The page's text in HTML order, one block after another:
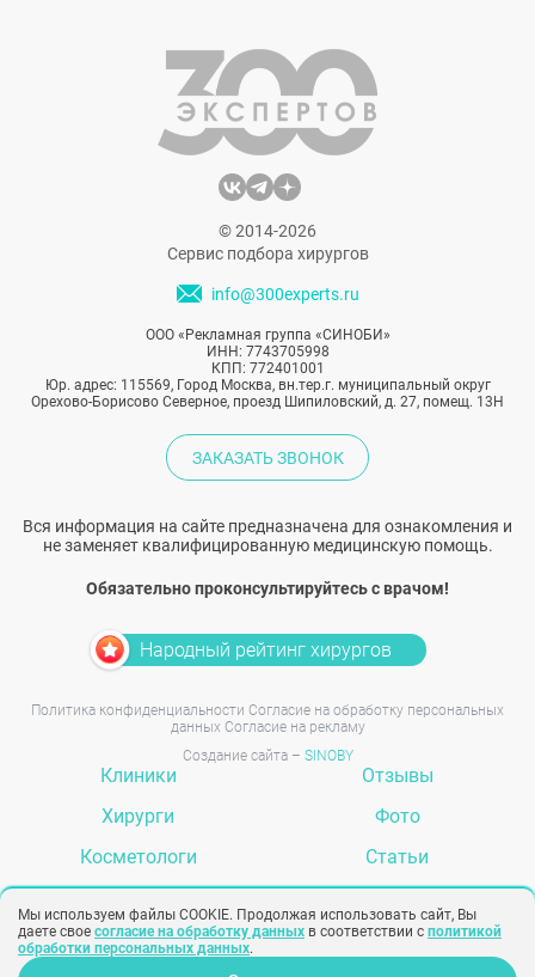
© 2014-2026
Сервис подбора хирургов
info@300experts.ru
ООО «Рекламная группа «СИНОБИ»
ИНН: 7743705998
КПП: 772401001
Юр. адрес: 115569, Город Москва, вн.тер.г. муниципальный округ
Орехово-Борисово Северное, проезд Шипиловский, д. 27, помещ. 13Н
ЗАКАЗАТЬ ЗВОНОК
Вся информация на сайте предназначена для ознакомления и
не заменяет квалифицированную медицинскую помощь.
Обязательно проконсультируйтесь с врачом!
Народный рейтинг хирургов
Политика конфиденциальности Согласие на обработку персональных
данных Согласие на рекламу
Создание сайта – SINOBY
Клиники
Хирурги
Косметологи
Отзывы
Фото
Статьи
Мы используем файлы COOKIE. Продолжая использовать сайт, Вы
даете свое согласие на обработку данных в соответствии с политикой
обработки персональных данных.